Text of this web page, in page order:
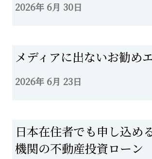
2026年 6月 30日
メディアに出ないお勧め
2026年 6月 23日
日本在住者でも申し込め
機関の不動産投資ローン